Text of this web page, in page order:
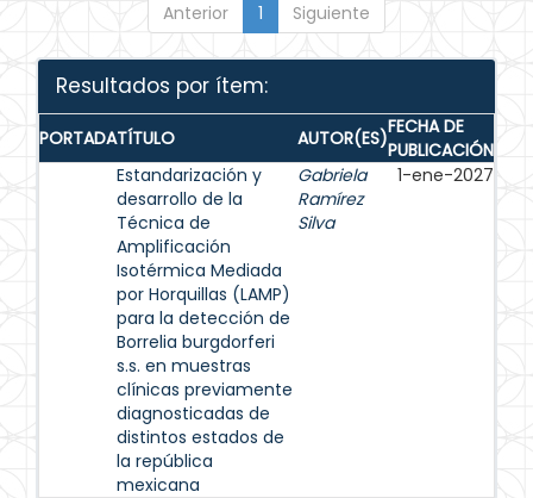
Anterior 1 Siguiente
Resultados por ítem:
PORTADATÍTULO AUTOR(ES)FECHA DE
PUBLICACIÓN
Estandarización y
desarrollo de la
Técnica de
Amplificación
Isotérmica Mediada
por Horquillas (LAMP)
para la detección de
Borrelia burgdorferi
s.s. en muestras
clínicas previamente
diagnosticadas de
distintos estados de
la república
mexicana
Gabriela
Ramírez
Silva
1-ene-2027